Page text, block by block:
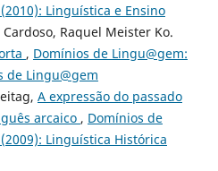
Laperuta-Martins
O SILENCIAMENTO
LINGUÍSTICO EM UM
REVISTA SOCIODIALETO,
Linguística e Ensino
Raquel Meister Ko.
, Domínios de Lingu@gem:
de Lingu@gem
A expressão do passado
arcaico , Domínios de
Linguística Histórica